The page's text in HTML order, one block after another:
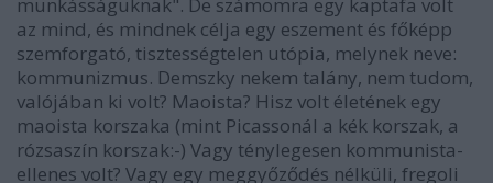
az mind, és mindnek célja egy eszement és főképp
szemforgató, tisztességtelen utópia, melynek neve:
kommunizmus. Demszky nekem talány, nem tudom,
valójában ki volt? Maoista? Hisz volt életének egy
maoista korszaka (mint Picassonál a kék korszak, a
rózsaszín korszak:-) Vagy ténylegesen kommunista-
ellenes volt? Vagy egy meggyőződés nélküli, fregoli